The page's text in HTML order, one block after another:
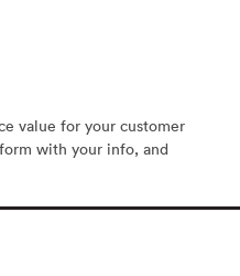
value for your customer
with your info, and